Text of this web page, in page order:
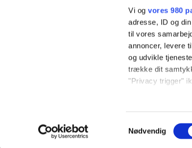
Vi ogvores 980
adresse, ID og
til vores
annoncer, levere
og udvikle
trække dit
"Privacy trigger"
Vi bruger cookies
til at analysere
Samtykkevalg
Nødvendig